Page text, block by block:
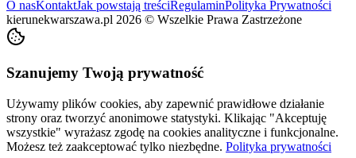
O nasKontaktJak powstają treściRegulaminPolityka Prywatności
kierunekwarszawa.pl 2026 © Wszelkie Prawa Zastrzeżone
Szanujemy Twoją prywatność
Używamy plików cookies, aby zapewnić prawidłowe działanie
strony oraz tworzyć anonimowe statystyki. Klikając "Akceptuję
wszystkie" wyrażasz zgodę na cookies analityczne i funkcjonalne.
Możesz też zaakceptować tylko niezbędne. Polityka prywatności